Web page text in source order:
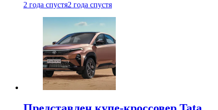
2 года спустя2 года спустя